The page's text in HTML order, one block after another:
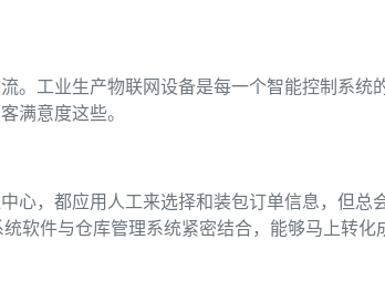
。工业生产物联网设备是每一个智能控制系
满意度这些。
心，都应用人工来选择和装包订单信息，但
软件与仓库管理系统紧密结合，能够马上转化